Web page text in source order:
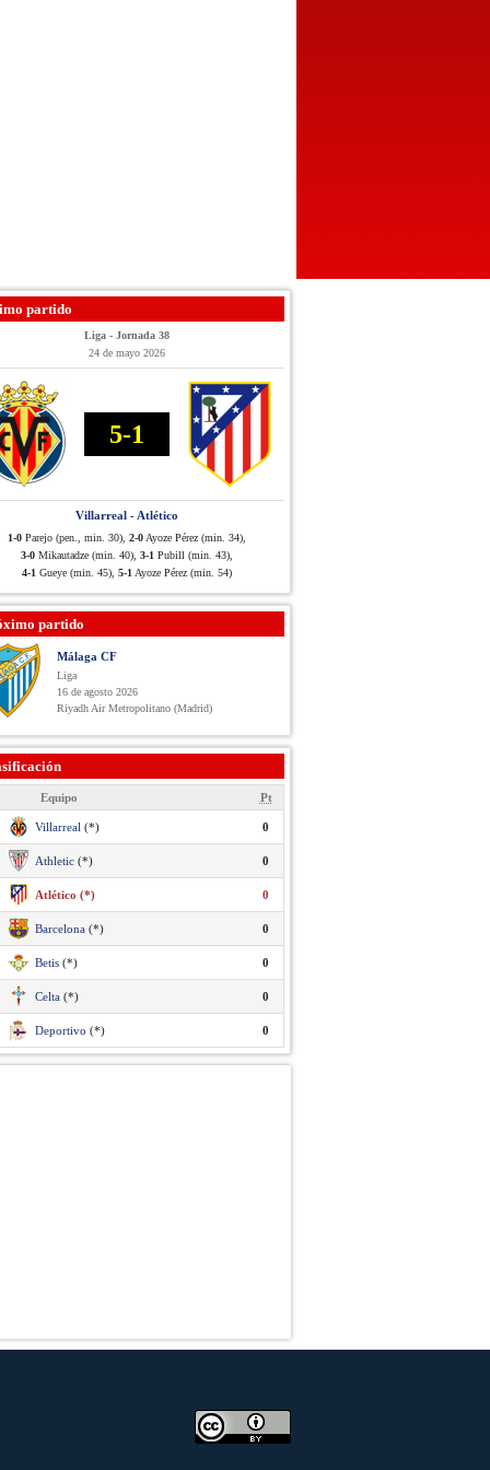
partido
Liga - Jornada 38
24 de mayo 2026
5-1
Villarreal - Atlético
1-0 Parejo (pen., min. 30), 2-0 Ayoze Pérez (min. 34),
3-0 Mikautadze (min. 40), 3-1 Pubill (min. 43),
4-1 Gueye (min. 45), 5-1 Ayoze Pérez (min. 54)
partido
Málaga CF
Liga
16 de agosto 2026
Riyadh Air Metropolitano (Madrid)
Equipo Pt
Villarreal (*) 0
Athletic (*) 0
Atlético (*) 0
Barcelona (*) 0
Betis (*) 0
Celta (*) 0
Deportivo (*) 0